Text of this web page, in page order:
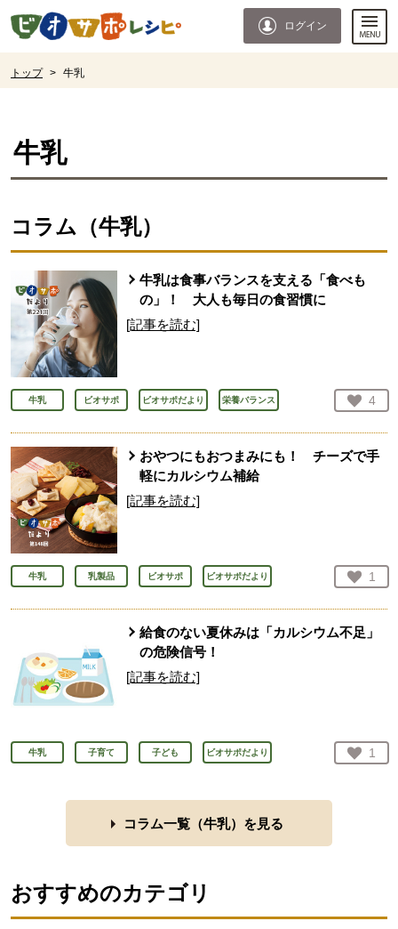
ページの先頭です。
ログイン
トップ > 牛乳
牛乳
コラム（牛乳）
牛乳は食事バランスを支える「食べも
の」！ 大人も毎日の食習慣に
[記事を読む]
牛乳 ビオサポ ビオサポだより 栄養バランス お気
4
人
おやつにもおつまみにも！ チーズで手
軽にカルシウム補給
[記事を読む]
牛乳 乳製品 ビオサポ ビオサポだより お気
1
人
給食のない夏休みは「カルシウム不足」
の危険信号！
[記事を読む]
牛乳 子育て 子ども ビオサポだより お気
1
人
コラム一覧（牛乳）を見る
おすすめのカテゴリ